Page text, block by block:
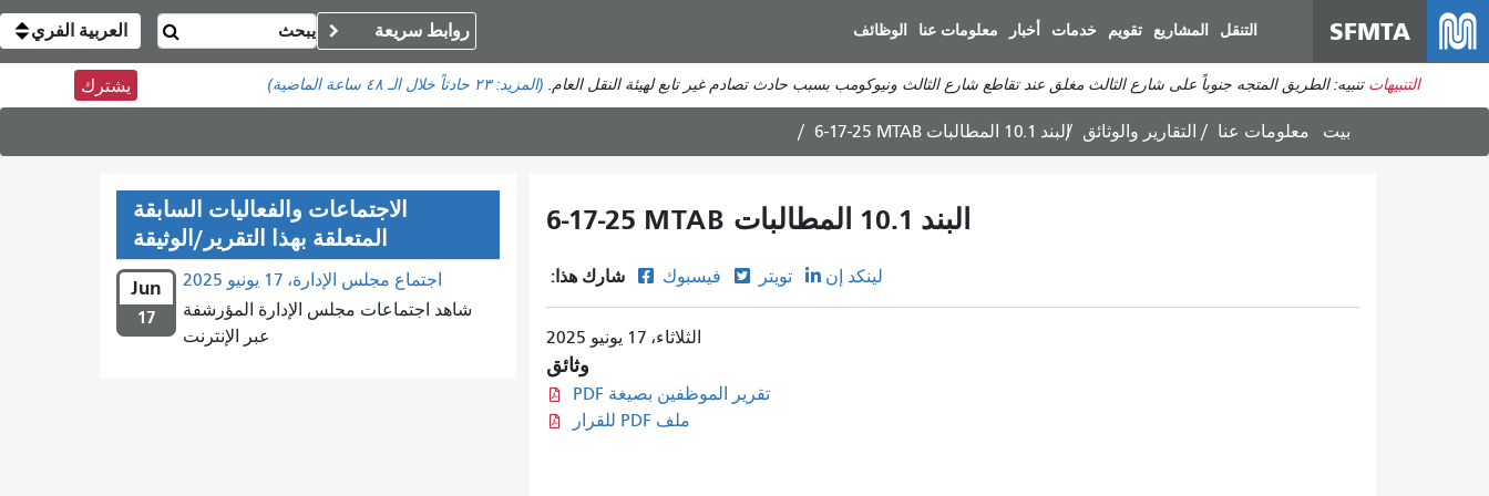
المحتوى
الرئيسي
SFMTA التنقل المشاريع تقويم خدمات أخبار معلومات عنا الوظائف روابط سريعة العربية الفري
التنبيهات تنبيه: الطريق المتجه جنوباً على شارع الثالث مغلق عند تقاطع شارع الثالث ونيوكومب بسبب حادث تصادم غير تابع لهيئة النقل العام. (المزيد:٢٣ حادثاً خلال الـ ٤٨ ساعة الماضية) يشترك
بيت معلومات عنا التقارير والوثائق 6-17-25 MTAB البند 10.1 المطالبات
6-17-25 MTAB البند 10.1 المطالبات
شارك هذا: فيسبوك تويتر لينكد إن
الثلاثاء، 17 يونيو 2025
وثائق
تقرير الموظفين بصيغة PDF
ملف PDF للقرار
الاجتماعات والفعاليات السابقة
المتعلقة بهذا التقرير/الوثيقة
Jun
17
اجتماع مجلس الإدارة، 17 يونيو 2025
شاهد اجتماعات مجلس الإدارة المؤرشفة
عبر الإنترنت